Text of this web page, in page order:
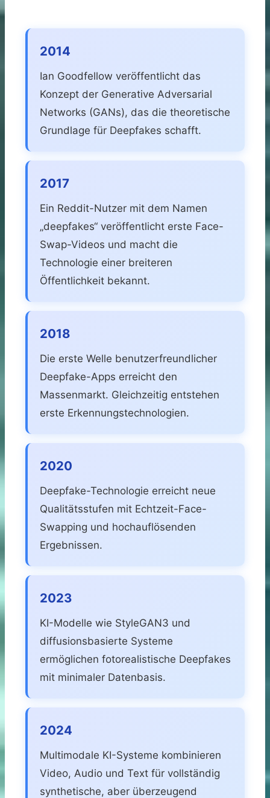
2014
Ian Goodfellow veröffentlicht das
Konzept der Generative Adversarial
Networks (GANs), das die theoretische
Grundlage für Deepfakes schafft.
2017
Ein Reddit-Nutzer mit dem Namen
„deepfakes“ veröffentlicht erste Face-
Swap-Videos und macht die
Technologie einer breiteren
Öffentlichkeit bekannt.
2018
Die erste Welle benutzerfreundlicher
Deepfake-Apps erreicht den
Massenmarkt. Gleichzeitig entstehen
erste Erkennungstechnologien.
2020
Deepfake-Technologie erreicht neue
Qualitätsstufen mit Echtzeit-Face-
Swapping und hochauflösenden
Ergebnissen.
2023
KI-Modelle wie StyleGAN3 und
diffusionsbasierte Systeme
ermöglichen fotorealistische Deepfakes
mit minimaler Datenbasis.
2024
Multimodale KI-Systeme kombinieren
Video, Audio und Text für vollständig
synthetische, aber überzeugend